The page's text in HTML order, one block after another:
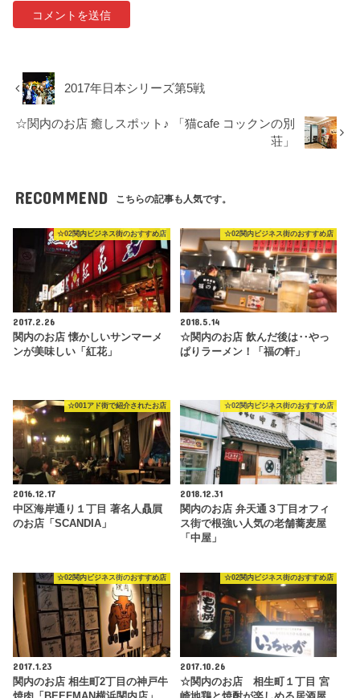
2017年日本シリーズ第5戦
☆関内のお店 癒しスポット♪ 「猫cafe コックンの別
荘」
RECOMMEND こちらの記事も人気です。
☆02関内ビジネス街のおすすめ店
2017.2.26
関内のお店 懐かしいサンマーメ
ンが美味しい「紅花」
☆02関内ビジネス街のおすすめ店
2018.5.14
☆関内のお店 飲んだ後は‥やっ
ぱりラーメン！「福の軒」
☆001アド街で紹介されたお店
2016.12.17
中区海岸通り１丁目 著名人贔屓
のお店「SCANDIA」
☆02関内ビジネス街のおすすめ店
2018.12.31
関内のお店 弁天通３丁目オフィ
ス街で根強い人気の老舗蕎麦屋
「中屋」
☆02関内ビジネス街のおすすめ店
2017.1.23
関内のお店 相生町2丁目の神戸牛
☆02関内ビジネス街のおすすめ店
2017.10.26
☆関内のお店 相生町１丁目 宮